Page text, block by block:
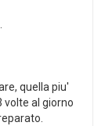
quella piu'
volte al giorno